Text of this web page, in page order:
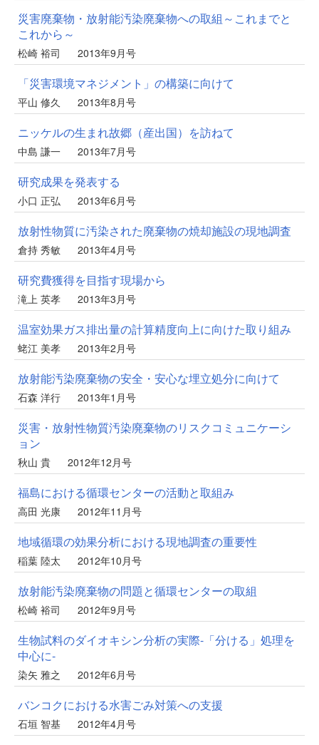
災害廃棄物・放射能汚染廃棄物への取組～これまでと
これから～
松崎 裕司 2013年9月号
「災害環境マネジメント」の構築に向けて
平山 修久 2013年8月号
ニッケルの生まれ故郷（産出国）を訪ねて
中島 謙一 2013年7月号
研究成果を発表する
小口 正弘 2013年6月号
放射性物質に汚染された廃棄物の焼却施設の現地調査
倉持 秀敏 2013年4月号
研究費獲得を目指す現場から
滝上 英孝 2013年3月号
温室効果ガス排出量の計算精度向上に向けた取り組み
蛯江 美孝 2013年2月号
放射能汚染廃棄物の安全・安心な埋立処分に向けて
石森 洋行 2013年1月号
災害・放射性物質汚染廃棄物のリスクコミュニケーシ
ョン
秋山 貴 2012年12月号
福島における循環センターの活動と取組み
高田 光康 2012年11月号
地域循環の効果分析における現地調査の重要性
稲葉 陸太 2012年10月号
放射能汚染廃棄物の問題と循環センターの取組
松崎 裕司 2012年9月号
生物試料のダイオキシン分析の実際-「分ける」処理を
中心に-
染矢 雅之 2012年6月号
バンコクにおける水害ごみ対策への支援
石垣 智基 2012年4月号